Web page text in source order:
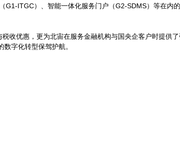
G1-ITGC）、智能一体化服务门户（G2-SDMS）等在内
收优惠，更为北宙在服务金融机构与国央企客户时提供了
字化转型保驾护航。